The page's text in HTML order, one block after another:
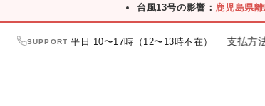
台風13号の影響： 鹿児島県
SUPPORT 平日 10〜17時（12〜13時不在）
円クーポンプレゼント ／ お支払方法の一覧